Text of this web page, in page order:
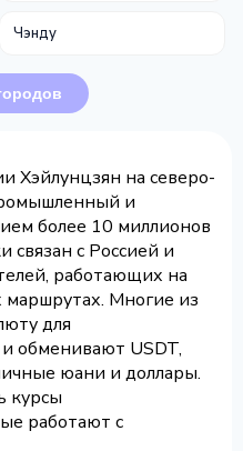
Чэнду
Хэйлунцзян на северо-
и
более 10 миллионов
связан с Россией и
работающих на
маршрутах. Многие из
для
обменивают USDT,
юани и доллары.
курсы
работают с